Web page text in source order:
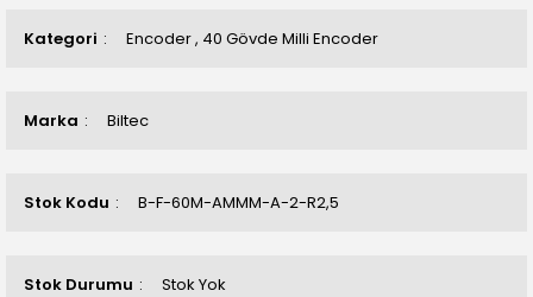
Kategori Encoder, 40 Gövde Milli Encoder
Marka Biltec
Stok Kodu B-F-60M-AMMM-A-2-R2,5
Stok Durumu Stok Yok